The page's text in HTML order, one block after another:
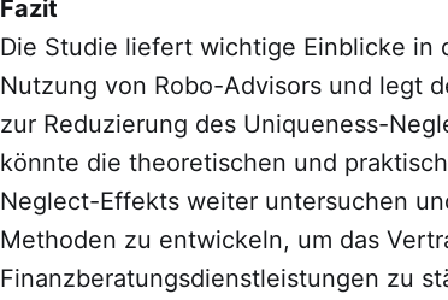
Fazit
Die Studie liefert wichtige Einblicke in
Nutzung von Robo-Advisors und legt
zur Reduzierung des Uniqueness-
könnte die theoretischen und
Neglect-Effekts weiter untersuchen
Methoden zu entwickeln, um das
Finanzberatungsdienstleistungen zu